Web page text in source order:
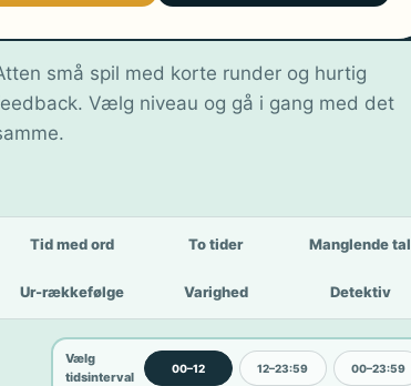
små spil med korte runder og hurtig
Vælg niveau og gå i gang med det
Tid med ord To tider Manglende tal
Ur-rækkefølge Varighed Detektiv
Vælg
tidsinterval
00–12 12–23:59 00–23:59